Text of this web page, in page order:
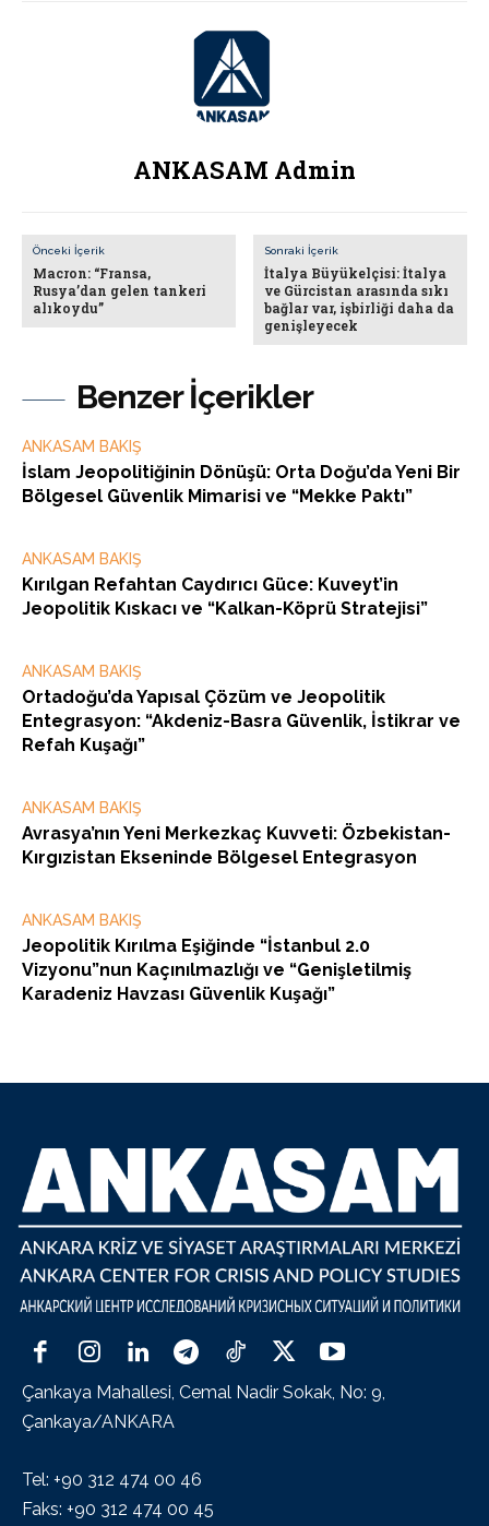
Benzer İçerikler
ANKASAM BAKIŞ
İslam Jeopolitiğinin Dönüşü: Orta Doğu’da Yeni Bir
Bölgesel Güvenlik Mimarisi ve “Mekke Paktı”
ANKASAM BAKIŞ
Kırılgan Refahtan Caydırıcı Güce: Kuveyt’in
Jeopolitik Kıskacı ve “Kalkan-Köprü Stratejisi”
ANKASAM BAKIŞ
Ortadoğu’da Yapısal Çözüm ve Jeopolitik
Entegrasyon: “Akdeniz-Basra Güvenlik, İstikrar ve
Refah Kuşağı”
ANKASAM BAKIŞ
Avrasya’nın Yeni Merkezkaç Kuvveti: Özbekistan-
Kırgızistan Ekseninde Bölgesel Entegrasyon
ANKASAM BAKIŞ
Jeopolitik Kırılma Eşiğinde “İstanbul 2.0
Vizyonu”nun Kaçınılmazlığı ve “Genişletilmiş
Karadeniz Havzası Güvenlik Kuşağı”
ANKASAM Admin
Önceki İçerik
Macron: “Fransa,
Rusya’dan gelen tankeri
alıkoydu”
Sonraki İçerik
İtalya Büyükelçisi: İtalya
ve Gürcistan arasında sıkı
bağlar var, işbirliği daha da
genişleyecek
Çankaya Mahallesi, Cemal Nadir Sokak, No: 9,
Çankaya/ANKARA
Tel: +90 312 474 00 46
Faks: +90 312 474 00 45